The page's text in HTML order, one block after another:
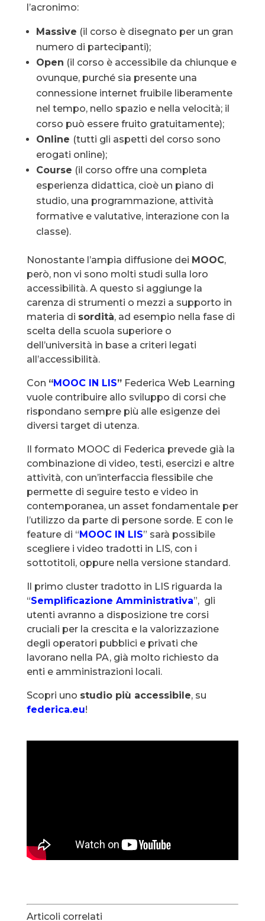
l’acronimo:
Massive (il corso è disegnato per un gran
numero di partecipanti);
Open (il corso è accessibile da chiunque e
ovunque, purché sia presente una
connessione internet fruibile liberamente
nel tempo, nello spazio e nella velocità; il
corso può essere fruito gratuitamente);
Online (tutti gli aspetti del corso sono
erogati online);
Course (il corso offre una completa
esperienza didattica, cioè un piano di
studio, una programmazione, attività
formative e valutative, interazione con la
classe).
Nonostante l’ampia diffusione dei MOOC,
però, non vi sono molti studi sulla loro
accessibilità. A questo si aggiunge la
carenza di strumenti o mezzi a supporto in
materia di sordità, ad esempio nella fase di
scelta della scuola superiore o
dell’università in base a criteri legati
all’accessibilità.
Con “MOOC IN LIS”Federica Web Learning
vuole contribuire allo sviluppo di corsi che
rispondano sempre più alle esigenze dei
diversi target di utenza.
Il formato MOOC di Federica prevede già la
combinazione di video, testi, esercizi e altre
attività, con un’interfaccia flessibile che
permette di seguire testo e video in
contemporanea, un asset fondamentale per
l’utilizzo da parte di persone sorde. E con le
feature di “ MOOC IN LIS” sarà possibile
scegliere i video tradotti in LIS, con i
sottotitoli, oppure nella versione standard.
Il primo cluster tradotto in LIS riguarda la
“Semplificazione Amministrativa”, gli
utenti avranno a disposizione tre corsi
cruciali per la crescita e la valorizzazione
degli operatori pubblici e privati che
lavorano nella PA, già molto richiesto da
enti e amministrazioni locali.
Scopri uno studio più accessibile, su
federica.eu!
Articoli correlati